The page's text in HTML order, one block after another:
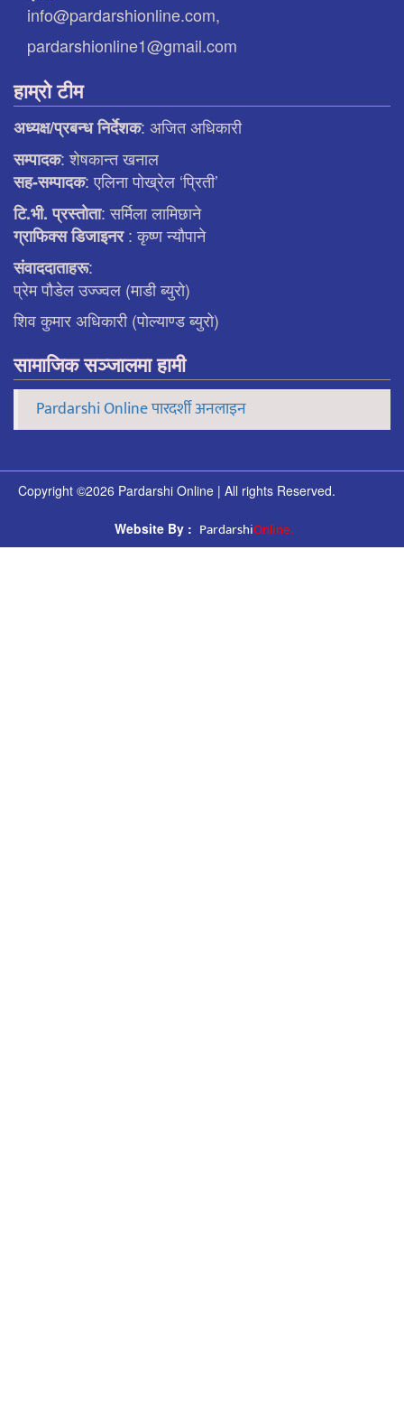
info@pardarshionline.com,
pardarshionline1@gmail.com
हाम्रो टीम
अध्यक्ष/प्रबन्ध निर्देशक: अजित अधिकारी
सम्पादक: शेषकान्त खनाल
सह-सम्पादक: एलिना पाेख्रेल ‘प्रिती’
टि.भी. प्रस्ताेता: सर्मिला लामिछाने
ग्राफिक्स डिजाइनर: कृष्ण न्याैपाने
संवाददाताहरू:
प्रेम पौडेल उज्ज्वल (माडी ब्युरो)
शिव कुमार अधिकारी (पोल्याण्ड ब्युरो)
सामाजिक सञ्जालमा हामी
Pardarshi Online पारदर्शी अनलाइन
Copyright ©2026 Pardarshi Online | All rights Reserved.
Website By : PardarshiOnline.